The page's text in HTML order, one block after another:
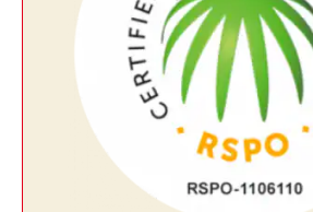
Добре е да
Палмовото ни масло е
100%
по RSPO, устойчиво и
поели ангажимент за
обезлесяването